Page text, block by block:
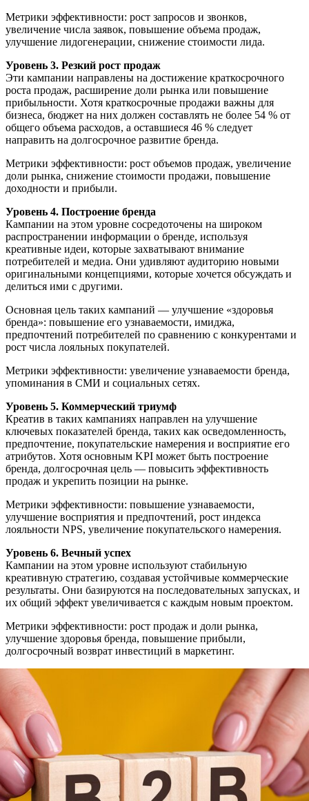
Метрики эффективности: рост запросов и звонков,
увеличение числа заявок, повышение объема продаж,
улучшение лидогенерации, снижение стоимости лида.
Уровень 3. Резкий рост продаж
Эти кампании направлены на достижение краткосрочного
роста продаж, расширение доли рынка или повышение
прибыльности. Хотя краткосрочные продажи важны для
бизнеса, бюджет на них должен составлять не более 54 % от
общего объема расходов, а оставшиеся 46 % следует
направить на долгосрочное развитие бренда.
Метрики эффективности: рост объемов продаж, увеличение
доли рынка, снижение стоимости продажи, повышение
доходности и прибыли.
Уровень 4. Построение бренда
Кампании на этом уровне сосредоточены на широком
распространении информации о бренде, используя
креативные идеи, которые захватывают внимание
потребителей и медиа. Они удивляют аудиторию новыми
оригинальными концепциями, которые хочется обсуждать и
делиться ими с другими.
Основная цель таких кампаний — улучшение «здоровья
бренда»: повышение его узнаваемости, имиджа,
предпочтений потребителей по сравнению с конкурентами и
рост числа лояльных покупателей.
Метрики эффективности: увеличение узнаваемости бренда,
упоминания в СМИ и социальных сетях.
Уровень 5. Коммерческий триумф
Креатив в таких кампаниях направлен на улучшение
ключевых показателей бренда, таких как осведомленность,
предпочтение, покупательские намерения и восприятие его
атрибутов. Хотя основным KPI может быть построение
бренда, долгосрочная цель — повысить эффективность
продаж и укрепить позиции на рынке.
Метрики эффективности: повышение узнаваемости,
улучшение восприятия и предпочтений, рост индекса
лояльности NPS, увеличение покупательского намерения.
Уровень 6. Вечный успех
Кампании на этом уровне используют стабильную
креативную стратегию, создавая устойчивые коммерческие
результаты. Они базируются на последовательных запусках, и
их общий эффект увеличивается с каждым новым проектом.
Метрики эффективности: рост продаж и доли рынка,
улучшение здоровья бренда, повышение прибыли,
долгосрочный возврат инвестиций в маркетинг.